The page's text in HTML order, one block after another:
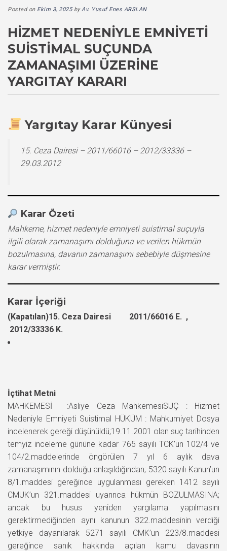
Posted on Ekim 3, 2025byAv. Yusuf Enes ARSLAN
HIZMET NEDENIYLE EMNIYETI
SUISTIMAL SUÇUNDA
ZAMANAŞIMI ÜZERINE
YARGITAY KARARI
Yargıtay Karar Künyesi
15. Ceza Dairesi – 2011/66016 – 2012/33336 –
29.03.2012
Karar Özeti
Mahkeme, hizmet nedeniyle emniyeti suistimal suçuyla
ilgili olarak zamanaşımı dolduğuna ve verilen hükmün
bozulmasına, davanın zamanaşımı sebebiyle düşmesine
karar vermiştir.
Karar İçeriği
(Kapatılan)15. Ceza Dairesi 2011/66016 E. ,
2012/33336 K.
İçtihat Metni
MAHKEMESİ :Asliye Ceza MahkemesiSUÇ : Hizmet
Nedeniyle Emniyeti Suistimal HÜKÜM : Mahkumiyet Dosya
incelenerek gereği düşünüldü;19.11.2001 olan suç tarihinden
temyiz inceleme gününe kadar 765 sayılı TCK’un 102/4 ve
104/2.maddelerinde öngörülen 7 yıl 6 aylık dava
zamanaşımının dolduğu anlaşıldığından; 5320 sayılı Kanun’un
8/1.maddesi gereğince uygulanması gereken 1412 sayılı
CMUK’un 321.maddesi uyarınca hükmün BOZULMASINA;
ancak bu husus yeniden yargılama yapılmasını
gerektirmediğinden aynı kanunun 322.maddesinin verdiği
yetkiye dayanılarak 5271 sayılı CMK’un 223/8.maddesi
gereğince sanık hakkında açılan kamu davasının